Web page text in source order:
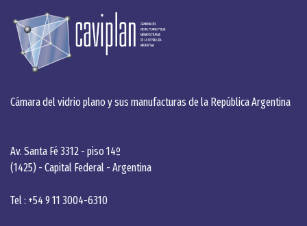
Cámara del vidrio plano y sus manufacturas de la República Argentina
Av. Santa Fé 3312 - piso 14º
(1425) - Capital Federal - Argentina
Tel : +54 9 11 3004-6310